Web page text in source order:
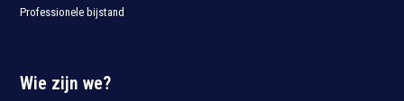
Professionele bijstand
Wie zijn we?